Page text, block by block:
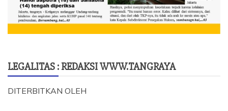
LEGALITAS : REDAKSI WWW.TANGRAYA
DITERBITKAN OLEH